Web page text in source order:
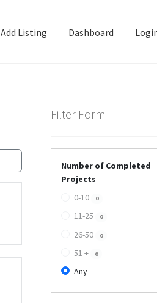
Add Listing Dashboard
Filter Form
Number of Completed
Projects
0-10
0
11-25 0
26-50 0
51 + 0
Any